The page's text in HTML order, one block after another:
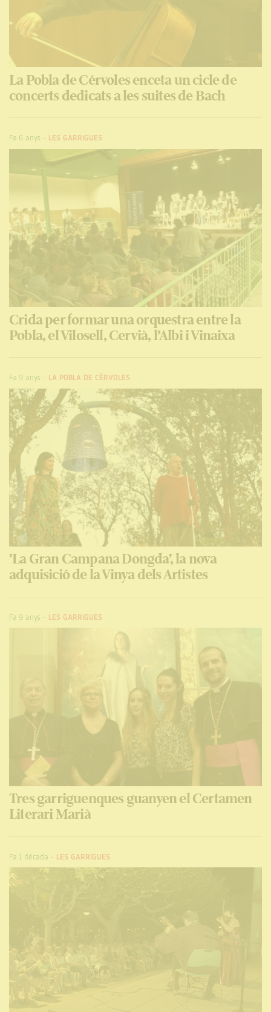
La Pobla de Cérvoles enceta un cicle de
concerts dedicats a les suites de Bach
Fa 6 anys - LES GARRIGUES
Crida per formar una orquestra entre la
Pobla, el Vilosell, Cervià, l’Albi i Vinaixa
Fa 9 anys - LA POBLA DE CÉRVOLES
'La Gran Campana Dongda', la nova
adquisició de la Vinya dels Artistes
Fa 9 anys - LES GARRIGUES
Tres garriguenques guanyen el Certamen
Literari Marià
Fa 1 dècada - LES GARRIGUES